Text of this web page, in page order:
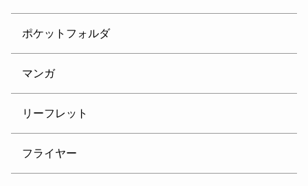
ポケットフォルダ
マンガ
リーフレット
フライヤー